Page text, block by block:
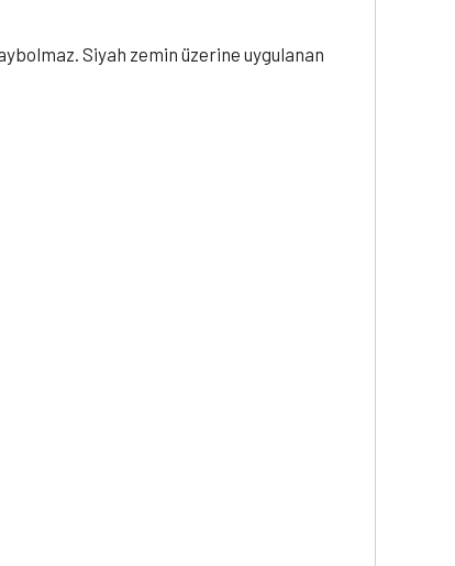
Siyah zemin üzerine uygulanan